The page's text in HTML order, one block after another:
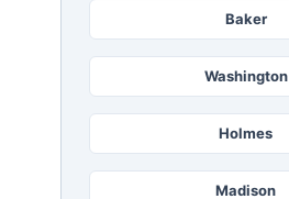
Baker
Washington
Holmes
Madison